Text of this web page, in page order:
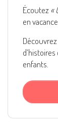
Écoutez «
en
enfants.